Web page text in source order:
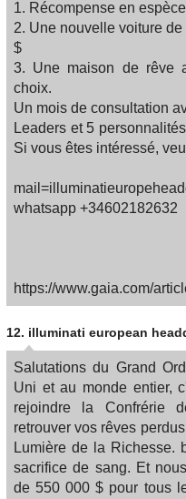
1. Récompense en
2. Une nouvelle voiture
$
3. Une maison de rêve
choix.
Un mois de consultation
Leaders et 5
Si vous êtes intéressé,
whatsapp +34602182632
https://www.gaia.com/
12. illuminati european
Salutations du Grand
Uni et au monde entier,
rejoindre la Confrérie
retrouver vos rêves
Lumière de la Richesse.
sacrifice de sang. Et
de 550 000 $ pour tous